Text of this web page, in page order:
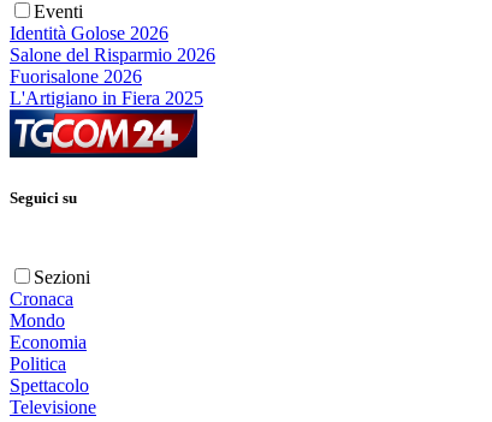
Eventi
Identità Golose 2026
Salone del Risparmio 2026
Fuorisalone 2026
L'Artigiano in Fiera 2025
Seguici su
Sezioni
Cronaca
Mondo
Economia
Politica
Spettacolo
Televisione